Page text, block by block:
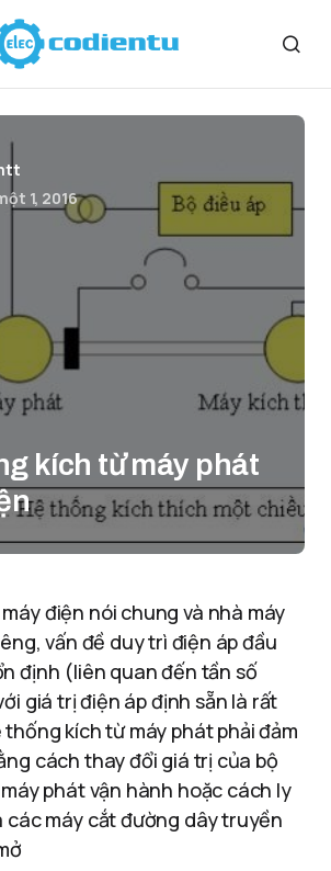
1, 2016
kích từ máy phát
điện nói chung và nhà máy
vấn đề duy trì điện áp đầu
định (liên quan đến tần số
giá trị điện áp định sẵn là rất
kích từ máy phát phải đảm
cách thay đổi giá trị của bộ
phát vận hành hoặc cách ly
các máy cắt đường dây truyền